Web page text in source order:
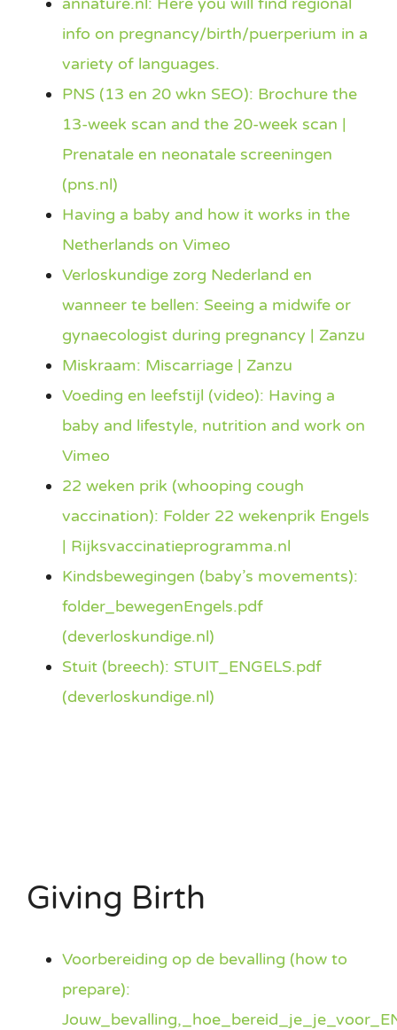
Anticonceptie
Handige links
Contact
Other languages
info on pregnancy/birth/puerperium in a
variety of languages.
PNS (13 en 20 wkn SEO): Brochure the
13-week scan and the 20-week scan |
Prenatale en neonatale screeningen
(pns.nl)
Having a baby and how it works in the
Netherlands on Vimeo
Verloskundige zorg Nederland en
wanneer te bellen: Seeing a midwife or
gynaecologist during pregnancy | Zanzu
Miskraam: Miscarriage | Zanzu
Voeding en leefstijl (video): Having a
baby and lifestyle, nutrition and work on
Vimeo
22 weken prik (whooping cough
vaccination): Folder 22 wekenprik Engels
| Rijksvaccinatieprogramma.nl
Kindsbewegingen (baby’s movements):
folder_bewegenEngels.pdf
(deverloskundige.nl)
Stuit (breech): STUIT_ENGELS.pdf
(deverloskundige.nl)
Giving Birth
Voorbereiding op de bevalling (how to
prepare):